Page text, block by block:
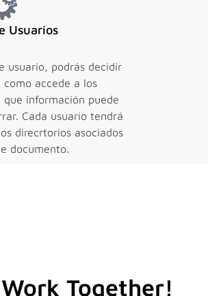
Usuarios
usuario, podrás decidir
accede a los
información puede
Cada usuario tendrá
direcrtorios asociados
documento.
Work Together!